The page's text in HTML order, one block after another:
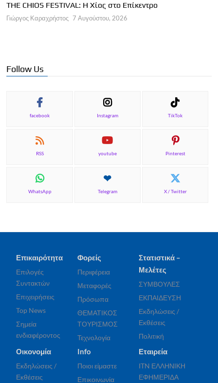
THE CHIOS FESTIVAL: Η Χίος στο Επίκεντρο
Γιώργος Καραχρήστος 7 Αυγούστου, 2026
Follow Us
facebook Instagram TikTok
RSS youtube Pinterest
WhatsApp Telegram X / Twitter
Επικαιρότητα
Επιλογές
Συντακτών
Επιχειρήσεις
Top News
Σημεία
ενδιαφέροντος
Φορείς
Περιφέρεια
Μεταφορές
Πρόσωπα
ΘΕΜΑΤΙΚΟΣ
ΤΟΥΡΙΣΜΟΣ
Τεχνολογία
Στατιστικά –
Μελέτες
ΣΥΜΒΟΥΛΕΣ
ΕΚΠΑΙΔΕΥΣΗ
Εκδηλώσεις /
Εκθέσεις
Πολιτική
Οικονομία
Εκδηλώσεις /
Εκθέσεις
Info
Ποιοι είμαστε
Επικοινωνία
Εταιρεία
ITN ΕΛΛΗΝΙΚΗ
ΕΦΗΜΕΡΙΔΑ